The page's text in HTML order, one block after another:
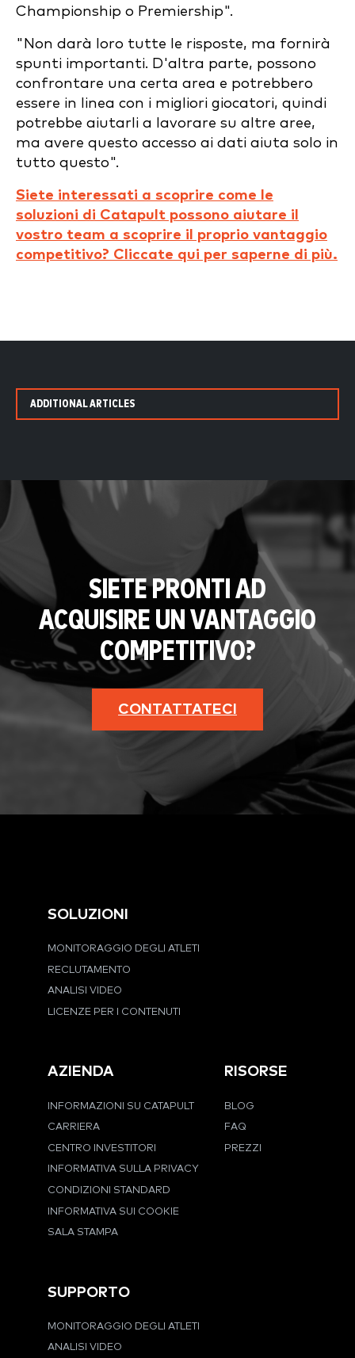
Championship o Premiership".
"Non darà loro tutte le risposte, ma fornirà
spunti importanti. D'altra parte, possono
confrontare una certa area e potrebbero
essere in linea con i migliori giocatori, quindi
potrebbe aiutarli a lavorare su altre aree,
ma avere questo accesso ai dati aiuta solo in
tutto questo".
Siete interessati a scoprire come le
soluzioni di Catapult possono aiutare il
vostro team a scoprire il proprio vantaggio
competitivo? Cliccate qui per saperne di più.
ADDITIONAL ARTICLES
SIETE PRONTI AD
ACQUISIRE UN VANTAGGIO
COMPETITIVO?
CONTATTATECI
SOLUZIONI
MONITORAGGIO DEGLI ATLETI
RECLUTAMENTO
ANALISI VIDEO
LICENZE PER I CONTENUTI
AZIENDA
INFORMAZIONI SU CATAPULT
CARRIERA
CENTRO INVESTITORI
INFORMATIVA SULLA PRIVACY
CONDIZIONI STANDARD
INFORMATIVA SUI COOKIE
SALA STAMPA
RISORSE
BLOG
FAQ
PREZZI
SUPPORTO
MONITORAGGIO DEGLI ATLETI
ANALISI VIDEO